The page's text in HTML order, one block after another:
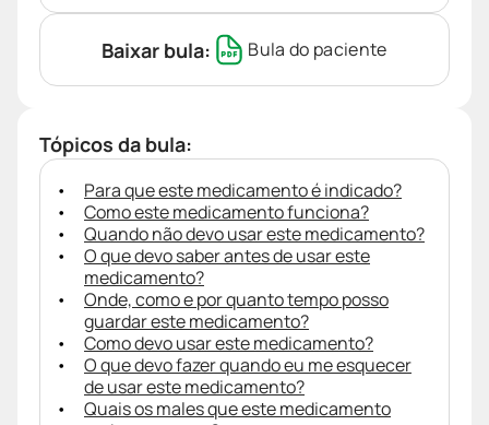
10
Baixar bula: Bula do paciente
Tópicos da bula:
Para que este medicamento é indicado?
Como este medicamento funciona?
Quando não devo usar este medicamento?
O que devo saber antes de usar este
medicamento?
Onde, como e por quanto tempo posso
guardar este medicamento?
Como devo usar este medicamento?
O que devo fazer quando eu me esquecer
de usar este medicamento?
Quais os males que este medicamento